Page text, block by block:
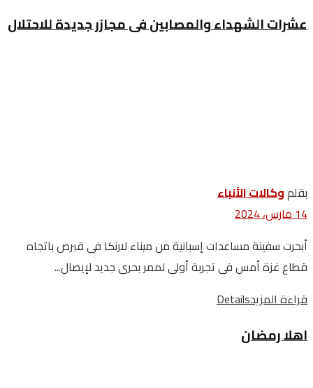
عشرات الشهداء والمصابين فى مجازر جديدة للاحتلال
بقلموكالات‭ ‬الأنباء
14 مارس، 2024
أبحرت سفينة مساعدات إسبانية من ميناء لارنكا فى قبرص باتجاه
قطاع غزة أمس فى تجربة أولى لممر بحرى جديد لإيصال...
قراءة المزيدDetails
اهلا رمضان